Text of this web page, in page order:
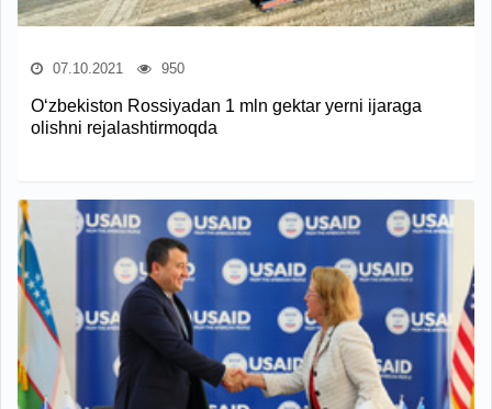
07.10.2021 950
O‘zbekiston Rossiyadan 1 mln gektar yerni ijaraga
olishni rejalashtirmoqda